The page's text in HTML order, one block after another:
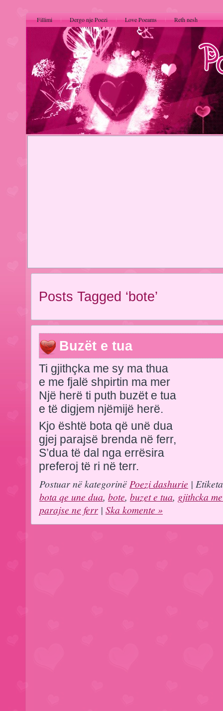
Fillimi Dergo nje Poezi Love Poeams Reth nesh
Posts Tagged ‘bote’
Buzët e tua
Ti gjithçka me sy ma thua
e me fjalë shpirtin ma mer
Një herë ti puth buzët e tua
e të digjem njëmijë herë.
Kjo është bota që unë dua
gjej parajsë brenda në ferr,
S’dua të dal nga errësira
preferoj të ri në terr.
Postuar në kategorinë Poezi dashurie |
bota qe une dua, bote, buzet e tua, gjithcka
parajse ne ferr | Ska komente »